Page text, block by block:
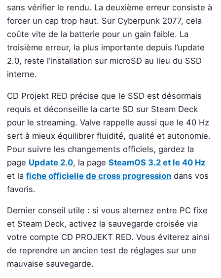
sans vérifier le rendu. La deuxième erreur consiste à
forcer un cap trop haut. Sur Cyberpunk 2077, cela
coûte vite de la batterie pour un gain faible. La
troisième erreur, la plus importante depuis l’update
2.0, reste l’installation sur microSD au lieu du SSD
interne.
CD Projekt RED précise que le SSD est désormais
requis et déconseille la carte SD sur Steam Deck
pour le streaming. Valve rappelle aussi que le 40 Hz
sert à mieux équilibrer fluidité, qualité et autonomie.
Pour suivre les changements officiels, gardez la
page Update 2.0, la page SteamOS 3.2 et le 40 Hz
et la fiche officielle de cross progressiondans vos
favoris.
Dernier conseil utile : si vous alternez entre PC fixe
et Steam Deck, activez la sauvegarde croisée via
votre compte CD PROJEKT RED. Vous éviterez ainsi
de reprendre un ancien test de réglages sur une
mauvaise sauvegarde.